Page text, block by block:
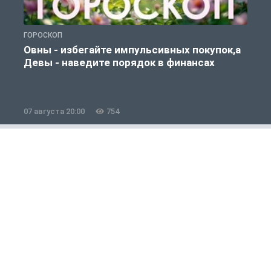
ГОРОСКОП
Овны - избегайте импульсивных покупок,а
Девы - наведите порядок в финансах
07 августа 20:00 754